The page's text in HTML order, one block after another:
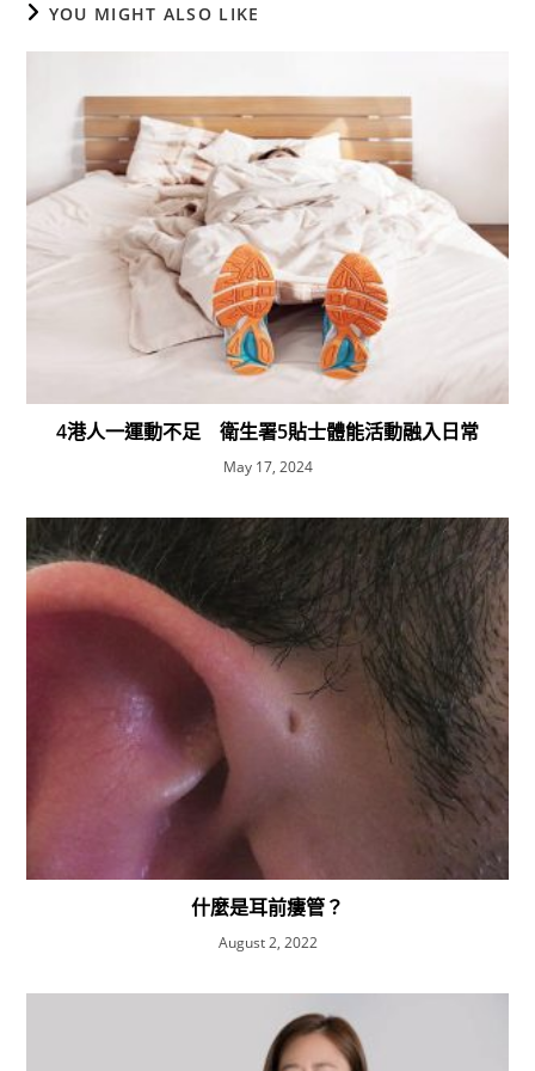
YOU MIGHT ALSO LIKE
4港人一運動不足 衛生署5貼士體能活動融入日常
May 17, 2024
什麼是耳前瘻管？
August 2, 2022